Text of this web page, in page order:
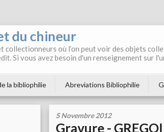
du chineur
collectionneurs où l’on peut voir des objets
Si vous avez besoin d'un renseignement sur
la bibliophilie Abreviations Bibliophilie
5 Novembre 2012
Gravure -